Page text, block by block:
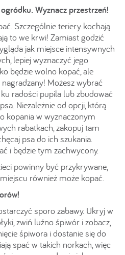
Wyznacz przestrzeń!
Szczególnie teriery kochają
to we krwi! Zamiast godzić
jak miejsce intensywnych
lepiej wyznaczyć jego
będzie wolno kopać, ale
Możesz wybrać
radości pupila lub zbudować
Niezależnie od opcji, którą
kopania w wyznaczonym
rabatkach, zakopuj tam
psa do ich szukania.
i będzie tym zachwycony.
powinny być przykrywane,
również może kopać.
sporo zabawy. Ukryj w
zwiń luźno śpiwór i zobacz,
śpiwora i dostanie się do
spać w takich norkach, więc